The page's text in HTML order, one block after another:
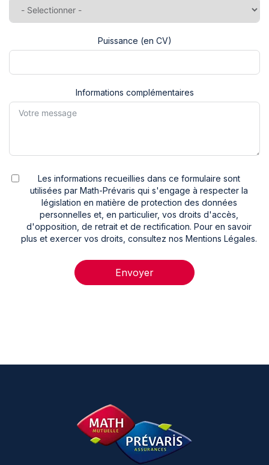
Puissance (en CV)
Informations complémentaires
Les informations recueillies dans ce formulaire sont
utilisées par Math-Prévaris qui s'engage à respecter la
législation en matière de protection des données
personnelles et, en particulier, vos droits d'accès,
d'opposition, de retrait et de rectification. Pour en savoir
plus et exercer vos droits, consultez nos Mentions Légales.
Envoyer